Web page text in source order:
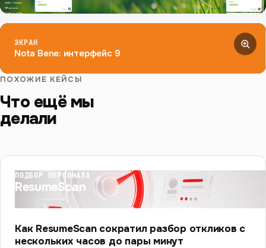
ЭКРАН
Nota Bene: интерфейс 9
ПОХОЖИЕ КЕЙСЫ
Что ещё мы
делали
ПОДБОР ПЕРСОНАЛА
ResumeScan
Как ResumeScan сократил разбор откликов с
нескольких часов до пары минут